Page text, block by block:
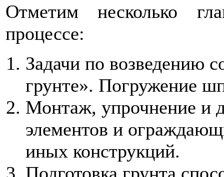
Отметим несколько
процессе:
Задачи по возведению
грунте». Погружение
Монтаж, упрочнение и
элементов и
иных конструкций.